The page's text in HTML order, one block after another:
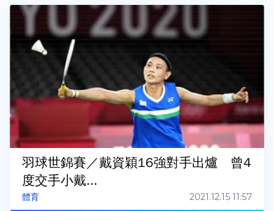
體育
羽球世錦賽／戴資穎16強對手出爐 曾4
度交手小戴...
2021.12.15 11:57